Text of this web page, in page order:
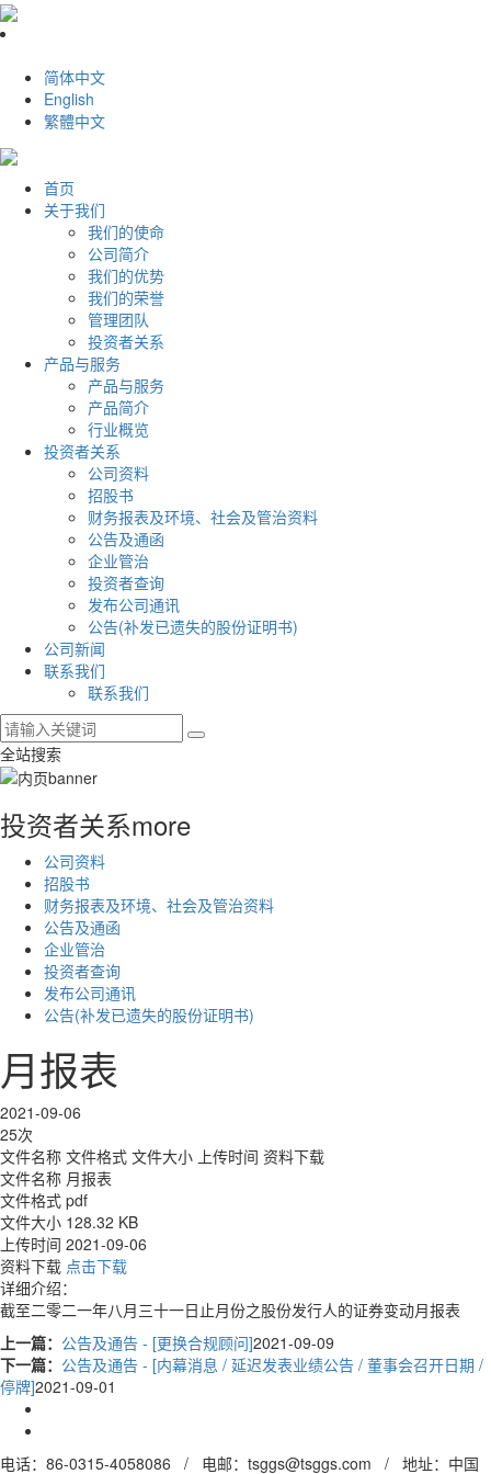
简体中文
English
繁體中文
首页
关于我们
我们的使命
公司简介
我们的优势
我们的荣誉
管理团队
投资者关系
产品与服务
产品与服务
产品简介
行业概览
投资者关系
公司资料
招股书
财务报表及环境、社会及管治资料
公告及通函
企业管治
投资者查询
发布公司通讯
公告(补发已遗失的股份证明书)
公司新闻
联系我们
联系我们
全站搜索
投资者关系more
公司资料
招股书
财务报表及环境、社会及管治资料
公告及通函
企业管治
投资者查询
发布公司通讯
公告(补发已遗失的股份证明书)
月报表
2021-09-06
25次
文件名称 文件格式 文件大小 上传时间 资料下载
文件名称 月报表
文件格式 pdf
文件大小 128.32 KB
上传时间 2021-09-06
资料下载 点击下载
详细介绍：
截至二零二一年八月三十一日止月份之股份发行人的证券变动月报表
上一篇： 公告及通告 - [更换合规顾问]2021-09-09
下一篇： 公告及通告 - [内幕消息 / 延迟发表业绩公告 / 董事会召开日期 /
停牌]2021-09-01
电话：86-0315-4058086 / 电邮：tsggs@tsggs.com / 地址：中国